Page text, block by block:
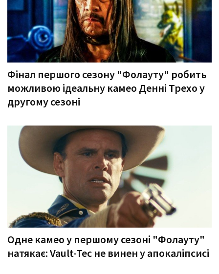
Фінал першого сезону "Фолауту" робить
можливою ідеальну камео Денні Трехо у
другому сезоні
Одне камео у першому сезоні "Фолауту"
натякає: Vault-Tec не винен у апокаліпсисі